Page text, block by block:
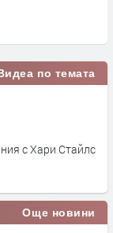
по темата
с Хари Стайлс
Още новини